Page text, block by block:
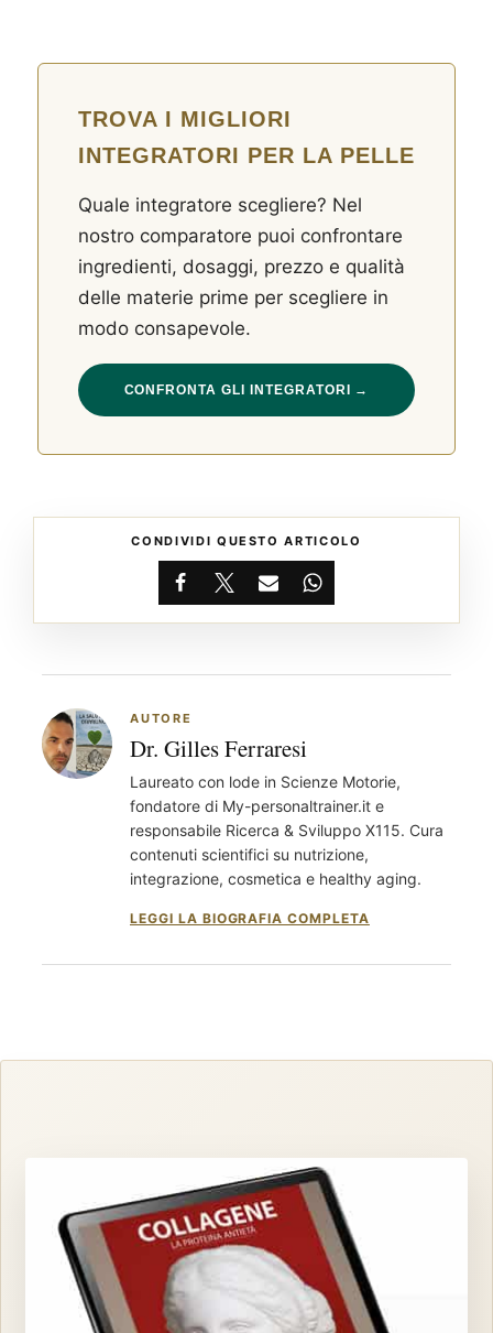
TROVA I MIGLIORI
INTEGRATORI PER LA PELLE
Quale integratore scegliere? Nel
nostro comparatore puoi confrontare
ingredienti, dosaggi, prezzo e qualità
delle materie prime per scegliere in
modo consapevole.
CONFRONTA GLI INTEGRATORI →
CONDIVIDI QUESTO ARTICOLO
Facebook
X EmailWhatsApp
AUTORE
Dr. Gilles Ferraresi
Laureato con lode in Scienze Motorie,
fondatore di My-personaltrainer.it e
responsabile Ricerca & Sviluppo X115. Cura
contenuti scientifici su nutrizione,
integrazione, cosmetica e healthy aging.
LEGGI LA BIOGRAFIA COMPLETA